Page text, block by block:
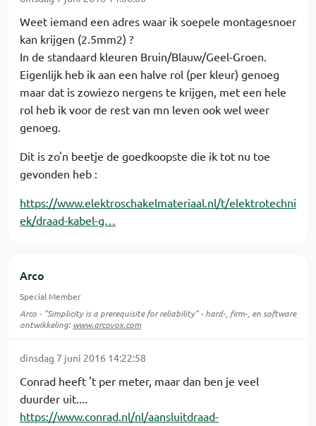
Weet iemand een adres waar ik soepele montagesnoer
kan krijgen (2.5mm2) ?
In de standaard kleuren Bruin/Blauw/Geel-Groen.
Eigenlijk heb ik aan een halve rol (per kleur) genoeg
maar dat is zowiezo nergens te krijgen, met een hele
rol heb ik voor de rest van mn leven ook wel weer
genoeg.
Dit is zo'n beetje de goedkoopste die ik tot nu toe
gevonden heb :
https://www.elektroschakelmateriaal.nl/t/elektrotechni
ek/draad-kabel-g…
Arco
Special Member
Arco - "Simplicity is a prerequisite for reliability" - hard-, firm-, en software
ontwikkeling:www.arcovox.com
dinsdag 7 juni 2016 14:22:58
Conrad heeft 't per meter, maar dan ben je veel
duurder uit....
https://www.conrad.nl/nl/aansluitdraad-